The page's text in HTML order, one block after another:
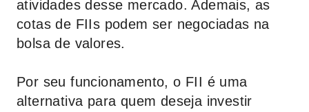
atividades desse mercado. Ademais, as
cotas de FIIs podem ser negociadas na
bolsa de valores.
Por seu funcionamento, o FII é uma
alternativa para quem deseja investir